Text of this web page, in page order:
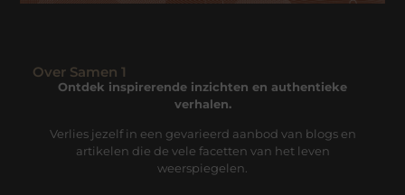
Over Samen 1
Ontdek inspirerende inzichten en authentieke
verhalen.
Verlies jezelf in een gevarieerd aanbod van blogs en
artikelen die de vele facetten van het leven
weerspiegelen.